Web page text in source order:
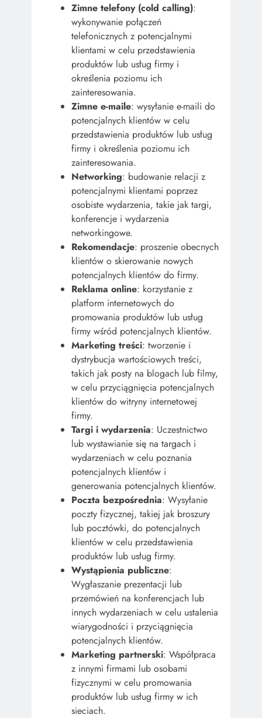
Zimne telefony (cold calling):
wykonywanie połączeń
telefonicznych z potencjalnymi
klientami w celu przedstawienia
produktów lub usług firmy i
określenia poziomu ich
zainteresowania.
Zimne e-maile: wysyłanie e-maili do
potencjalnych klientów w celu
przedstawienia produktów lub usług
firmy i określenia poziomu ich
zainteresowania.
Networking: budowanie relacji z
potencjalnymi klientami poprzez
osobiste wydarzenia, takie jak targi,
konferencje i wydarzenia
networkingowe.
Rekomendacje: proszenie obecnych
klientów o skierowanie nowych
potencjalnych klientów do firmy.
Reklama online: korzystanie z
platform internetowych do
promowania produktów lub usług
firmy wśród potencjalnych klientów.
Marketing treści: tworzenie i
dystrybucja wartościowych treści,
takich jak posty na blogach lub filmy,
w celu przyciągnięcia potencjalnych
klientów do witryny internetowej
firmy.
Targi i wydarzenia: Uczestnictwo
lub wystawianie się na targach i
wydarzeniach w celu poznania
potencjalnych klientów i
generowania potencjalnych klientów.
Poczta bezpośrednia: Wysyłanie
poczty fizycznej, takiej jak broszury
lub pocztówki, do potencjalnych
klientów w celu przedstawienia
produktów lub usług firmy.
Wystąpienia publiczne:
Wygłaszanie prezentacji lub
przemówień na konferencjach lub
innych wydarzeniach w celu ustalenia
wiarygodności i przyciągnięcia
potencjalnych klientów.
Marketing partnerski: Współpraca
z innymi firmami lub osobami
fizycznymi w celu promowania
produktów lub usług firmy w ich
sieciach.